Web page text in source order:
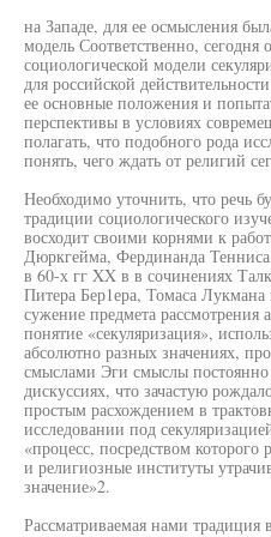
на Западе, для ее осмысления
модель Соответственно, сегодня
социологической модели
для российской
ее основные положения и
перспективы в условиях
полагать, что подобного рода
понять, чего ждать от религий
Необходимо уточнить, что речь
традиции социологического
восходит своими корнями к
Дюркгейма, Фердинанда Тенниса
в 60-х гг XX в в сочинениях
Питера Бер1ера, Томаса
сужение предмета рассмотрения
понятие «секуляризация»,
абсолютно разных значениях,
смыслами Эги смыслы
дискуссиях, что зачастую
простым расхождением в
исследовании под
«процесс, посредством
и религиозные институты
значение»2.
Рассматриваемая нами традиция